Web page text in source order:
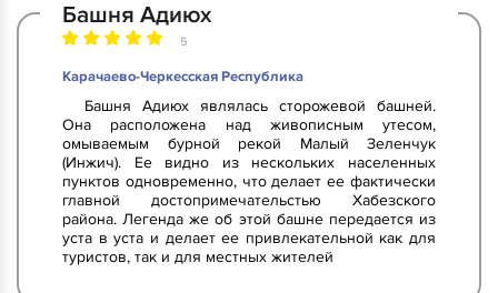
Башня Адиюх
5
Карачаево-Черкесская Республика
Башня Адиюх являлась сторожевой башней.
Она расположена над живописным утесом,
омываемым бурной рекой Малый Зеленчук
(Инжич). Ее видно из нескольких населенных
пунктов одновременно, что делает ее фактически
главной достопримечательстью Хабезского
района. Легенда же об этой башне передается из
уста в уста и делает ее привлекательной как для
туристов, так и для местных жителей